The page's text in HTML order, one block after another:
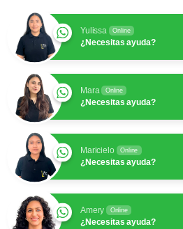
Yulissa Online
¿Necesitas ayuda?
Mara Online
¿Necesitas ayuda?
Maricielo Online
¿Necesitas ayuda?
Amery Online
¿Necesitas ayuda?